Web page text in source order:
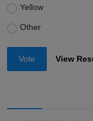
Yellow
Other
Vote View